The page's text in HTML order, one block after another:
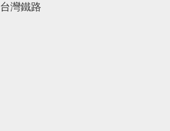
台灣鐵路